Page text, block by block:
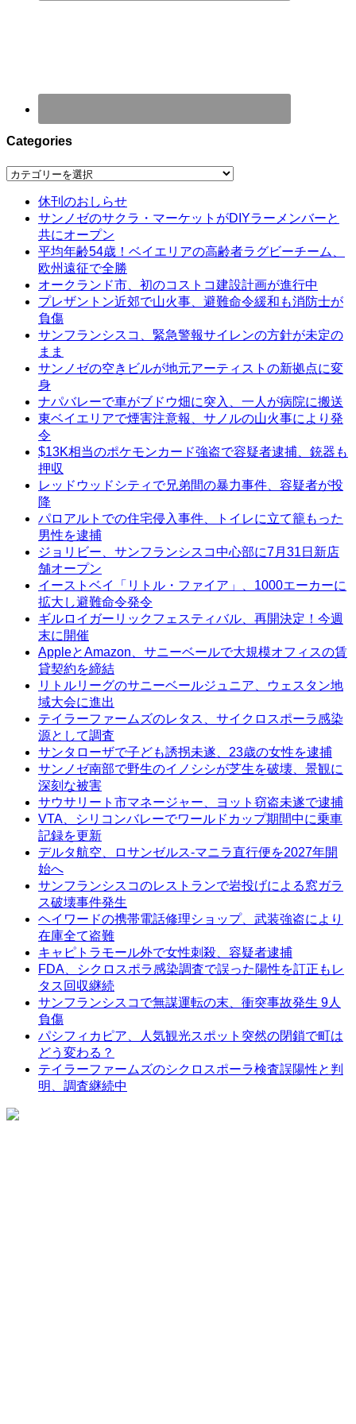
Categories
Categories
休刊のおしらせ
サンノゼのサクラ・マーケットがDIYラーメンバーと
共にオープン
平均年齢54歳！ベイエリアの高齢者ラグビーチーム、
欧州遠征で全勝
オークランド市、初のコストコ建設計画が進行中
プレザントン近郊で山火事、避難命令緩和も消防士が
負傷
サンフランシスコ、緊急警報サイレンの方針が未定の
まま
サンノゼの空きビルが地元アーティストの新拠点に変
身
ナパバレーで車がブドウ畑に突入、一人が病院に搬送
東ベイエリアで煙害注意報、サノルの山火事により発
令
$13K相当のポケモンカード強盗で容疑者逮捕、銃器も
押収
レッドウッドシティで兄弟間の暴力事件、容疑者が投
降
パロアルトでの住宅侵入事件、トイレに立て籠もった
男性を逮捕
ジョリビー、サンフランシスコ中心部に7月31日新店
舗オープン
イーストベイ「リトル・ファイア」、1000エーカーに
拡大し避難命令発令
ギルロイガーリックフェスティバル、再開決定！今週
末に開催
AppleとAmazon、サニーベールで大規模オフィスの賃
貸契約を締結
リトルリーグのサニーベールジュニア、ウェスタン地
域大会に進出
テイラーファームズのレタス、サイクロスポーラ感染
源として調査
サンタローザで子ども誘拐未遂、23歳の女性を逮捕
サンノゼ南部で野生のイノシシが芝生を破壊、景観に
深刻な被害
サウサリート市マネージャー、ヨット窃盗未遂で逮捕
VTA、シリコンバレーでワールドカップ期間中に乗車
記録を更新
デルタ航空、ロサンゼルス-マニラ直行便を2027年開
始へ
サンフランシスコのレストランで岩投げによる窓ガラ
ス破壊事件発生
ヘイワードの携帯電話修理ショップ、武装強盗により
在庫全て盗難
キャピトラモール外で女性刺殺、容疑者逮捕
FDA、シクロスポラ感染調査で誤った陽性を訂正もレ
タス回収継続
サンフランシスコで無謀運転の末、衝突事故発生 9人
負傷
パシフィカピア、人気観光スポット突然の閉鎖で町は
どう変わる？
テイラーファームズのシクロスポーラ検査誤陽性と判
明、調査継続中